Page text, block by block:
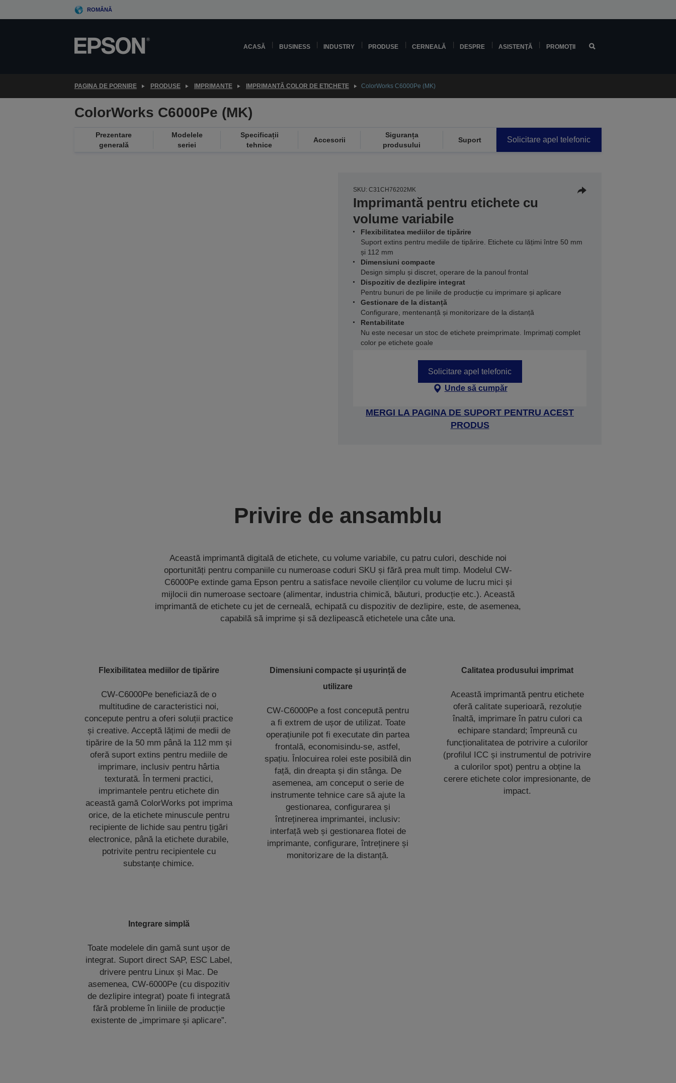
to
ROMÂNĂ
ACASĂ BUSINESS INDUSTRY PRODUSE CERNEALĂ DESPRE ASISTENŢĂ PROMOŢII
PAGINA DE PORNIRE PRODUSE IMPRIMANTE IMPRIMANTĂ COLOR DE ETICHETE ColorWorks C6000Pe (MK)
ColorWorks C6000Pe (MK)
Prezentare
generală
Modelele
seriei
Specificații
tehnice
Accesorii
Siguranța
produsului
Suport Solicitare apel telefonic
SKU: C31CH76202MK
Imprimantă pentru etichete cu
volume variabile
Flexibilitatea mediilor de tipărire
Suport extins pentru mediile de tipărire. Etichete cu lățimi între 50 mm
și 112 mm
Dimensiuni compacte
Design simplu și discret, operare de la panoul frontal
Dispozitiv de dezlipire integrat
Pentru bunuri de pe liniile de producție cu imprimare și aplicare
Gestionare de la distanță
Configurare, mentenanță și monitorizare de la distanță
Rentabilitate
Nu este necesar un stoc de etichete preimprimate. Imprimați complet
color pe etichete goale
Solicitare apel telefonic
Unde să cumpăr
MERGI LA PAGINA DE SUPORT PENTRU ACEST
PRODUS
Privire de ansamblu
Această imprimantă digitală de etichete, cu volume variabile, cu patru culori, deschide noi
oportunități pentru companiile cu numeroase coduri SKU și fără prea mult timp. Modelul CW-
C6000Pe extinde gama Epson pentru a satisface nevoile clienților cu volume de lucru mici și
mijlocii din numeroase sectoare (alimentar, industria chimică, băuturi, producție etc.). Această
imprimantă de etichete cu jet de cerneală, echipată cu dispozitiv de dezlipire, este, de asemenea,
capabilă să imprime și să dezlipească etichetele una câte una.
Flexibilitatea mediilor de tipărire
CW-C6000Pe beneficiază de o
multitudine de caracteristici noi,
concepute pentru a oferi soluții practice
și creative. Acceptă lățimi de medii de
tipărire de la 50 mm până la 112 mm și
oferă suport extins pentru mediile de
imprimare, inclusiv pentru hârtia
texturată. În termeni practici,
imprimantele pentru etichete din
această gamă ColorWorks pot imprima
orice, de la etichete minuscule pentru
recipiente de lichide sau pentru țigări
electronice, până la etichete durabile,
potrivite pentru recipientele cu
substanțe chimice.
Dimensiuni compacte și ușurință de
utilizare
CW-C6000Pe a fost concepută pentru
a fi extrem de ușor de utilizat. Toate
operațiunile pot fi executate din partea
frontală, economisindu-se, astfel,
spațiu. Înlocuirea rolei este posibilă din
față, din dreapta și din stânga. De
asemenea, am conceput o serie de
instrumente tehnice care să ajute la
gestionarea, configurarea și
întreținerea imprimantei, inclusiv:
interfață web și gestionarea flotei de
imprimante, configurare, întreținere și
monitorizare de la distanță.
Calitatea produsului imprimat
Această imprimantă pentru etichete
oferă calitate superioară, rezoluție
înaltă, imprimare în patru culori ca
echipare standard; împreună cu
funcționalitatea de potrivire a culorilor
(profilul ICC și instrumentul de potrivire
a culorilor spot) pentru a obține la
cerere etichete color impresionante, de
impact.
Integrare simplă
Toate modelele din gamă sunt ușor de
integrat. Suport direct SAP, ESC Label,
drivere pentru Linux și Mac. De
asemenea, CW-6000Pe (cu dispozitiv
de dezlipire integrat) poate fi integrată
fără probleme în liniile de producție
existente de „imprimare și aplicare”.